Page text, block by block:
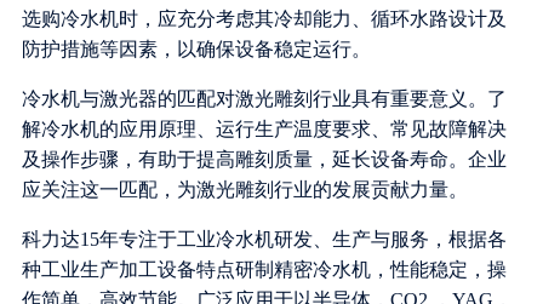
选购冷水机时，应充分考虑其冷却能力、循环水路设计及
防护措施等因素，以确保设备稳定运行。
冷水机与激光器的匹配对激光雕刻行业具有重要意义。了
解冷水机的应用原理、运行生产温度要求、常见故障解决
及操作步骤，有助于提高雕刻质量，延长设备寿命。企业
应关注这一匹配，为激光雕刻行业的发展贡献力量。
科力达15年专注于工业冷水机研发、生产与服务，根据各
种工业生产加工设备特点研制精密冷水机，性能稳定，操
作简单，高效节能。广泛应用于以半导体，CO2 ，YAG，